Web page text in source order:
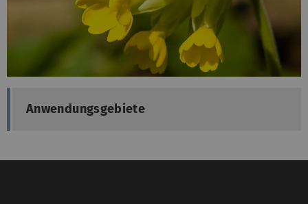
Anwendungsgebiete